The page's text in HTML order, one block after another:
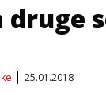
druge
25.01.2018